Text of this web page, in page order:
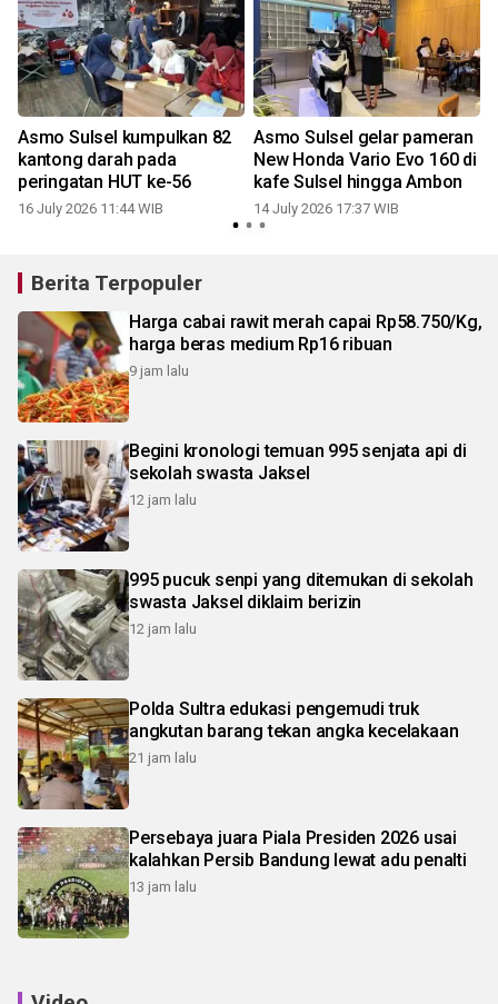
Asmo Sulsel kumpulkan 82
kantong darah pada
peringatan HUT ke-56
16 July 2026 11:44 WIB
Asmo Sulsel gelar pameran
New Honda Vario Evo 160 di
kafe Sulsel hingga Ambon
14 July 2026 17:37 WIB
Berita Terpopuler
Harga cabai rawit merah capai Rp58.750/Kg,
harga beras medium Rp16 ribuan
9 jam lalu
Begini kronologi temuan 995 senjata api di
sekolah swasta Jaksel
12 jam lalu
995 pucuk senpi yang ditemukan di sekolah
swasta Jaksel diklaim berizin
12 jam lalu
Polda Sultra edukasi pengemudi truk
angkutan barang tekan angka kecelakaan
21 jam lalu
Persebaya juara Piala Presiden 2026 usai
kalahkan Persib Bandung lewat adu penalti
13 jam lalu